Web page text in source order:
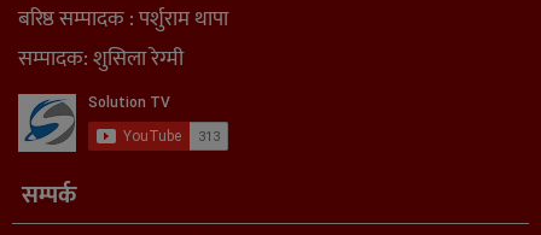
बरिष्ठ सम्पादक : पर्शुराम थापा
सम्पादक: शुसिला रेग्मी
सम्पर्क